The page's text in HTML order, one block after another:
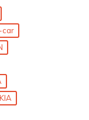
car
KIA